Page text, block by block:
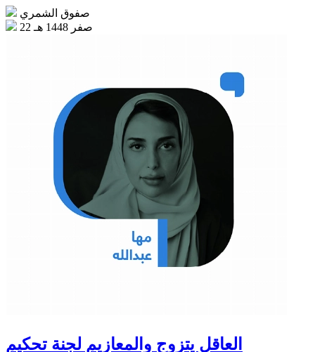
صفوق الشمري
22 صفر 1448 هـ
العاقل يتزوج والمعازيم لجنة تحكيم